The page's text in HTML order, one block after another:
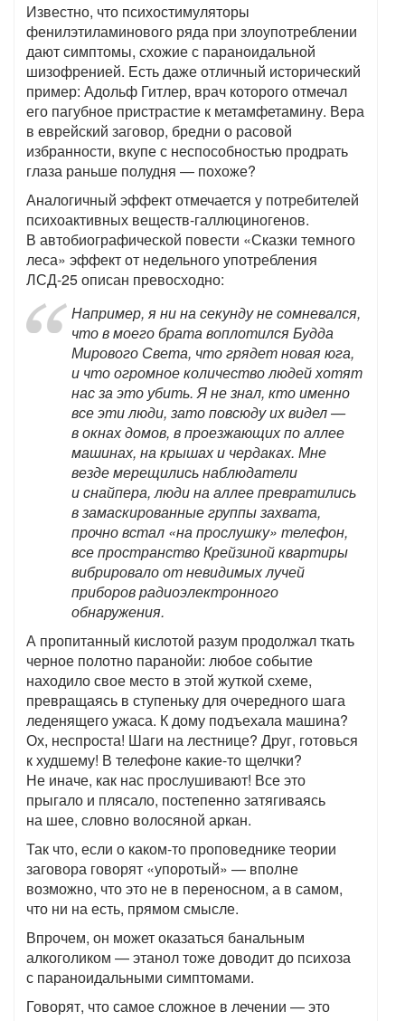
Известно, что психостимуляторы
фенилэтиламинового ряда при злоупотреблении
дают симптомы, схожие с параноидальной
шизофренией. Есть даже отличный исторический
пример: Адольф Гитлер, врач которого отмечал
его пагубное пристрастие к метамфетамину. Вера
в еврейский заговор, бредни о расовой
избранности, вкупе с неспособностью продрать
глаза раньше полудня — похоже?
Аналогичный эффект отмечается у потребителей
психоактивных веществ-галлюциногенов.
В автобиографической повести «Сказки темного
леса» эффект от недельного употребления
ЛСД-25 описан превосходно:
Например, я ни на секунду не сомневался,
что в моего брата воплотился Будда
Мирового Света, что грядет новая юга,
и что огромное количество людей хотят
нас за это убить. Я не знал, кто именно
все эти люди, зато повсюду их видел —
в окнах домов, в проезжающих по аллее
машинах, на крышах и чердаках. Мне
везде мерещились наблюдатели
и снайпера, люди на аллее превратились
в замаскированные группы захвата,
прочно встал «на прослушку» телефон,
все пространство Крейзиной квартиры
вибрировало от невидимых лучей
приборов радиоэлектронного
обнаружения.
А пропитанный кислотой разум продолжал ткать
черное полотно паранойи: любое событие
находило свое место в этой жуткой схеме,
превращаясь в ступеньку для очередного шага
леденящего ужаса. К дому подъехала машина?
Ох, неспроста! Шаги на лестнице? Друг, готовься
к худшему! В телефоне какие-то щелчки?
Не иначе, как нас прослушивают! Все это
прыгало и плясало, постепенно затягиваясь
на шее, словно волосяной аркан.
Так что, если о каком-то проповеднике теории
заговора говорят «упоротый» — вполне
возможно, что это не в переносном, а в самом,
что ни на есть, прямом смысле.
Впрочем, он может оказаться банальным
алкоголиком — этанол тоже доводит до психоза
с параноидальными симптомами.
Говорят, что самое сложное в лечении — это